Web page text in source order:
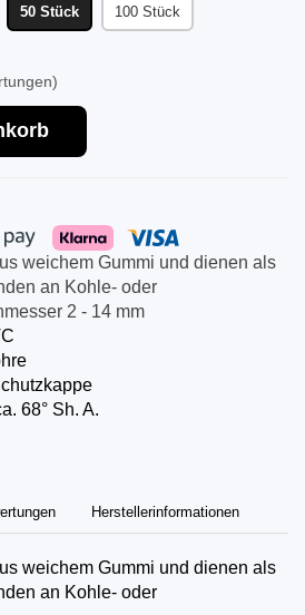
weichem Gummi und dienen als
an Kohle- oder
2 - 14 mm
68° Sh. A.
Herstellerinformationen
weichem Gummi und dienen als
an Kohle- oder
50 Stück 100 Stück